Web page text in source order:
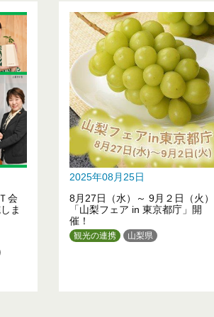
会
ま
2025年08月25日
8月27日（水）～ 9月２日（火）
「山梨フェア in 東京都庁」開
催！
観光の連携 山梨県